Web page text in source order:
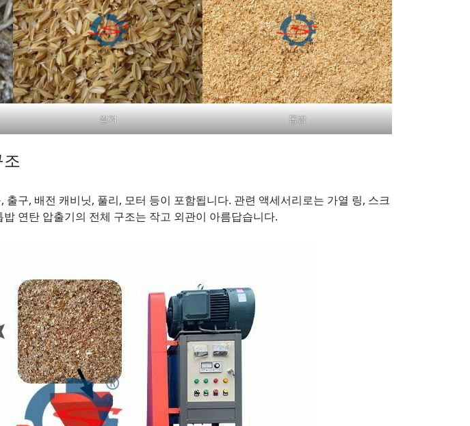
쌀겨 톱밥
출구, 배전 캐비닛, 풀리, 모터 등이 포함됩니다. 관련 액세서리로는 가열 링, 스크
연탄 압출기의 전체 구조는 작고 외관이 아름답습니다.